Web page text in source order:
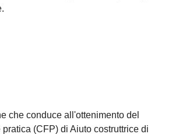
che conduce all'ottenimento del
(CFP) di Aiuto costruttrice di